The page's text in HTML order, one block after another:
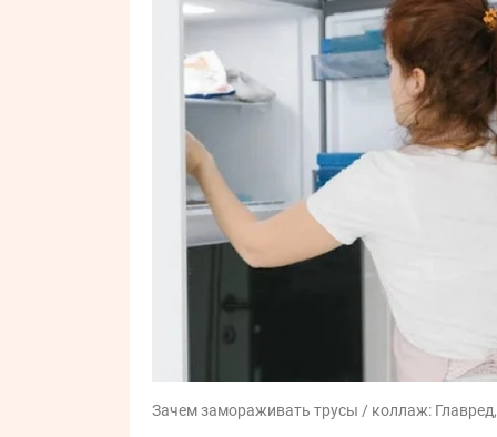
Зачем замораживать трусы / коллаж: